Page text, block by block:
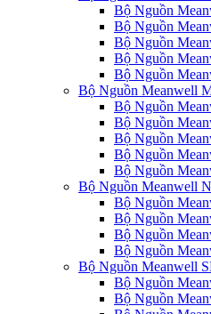
Bộ Nguồn
Bộ Nguồn
Bộ Nguồn
Bộ Nguồn
Bộ Nguồn
Bộ Nguồn Meanwell
Bộ Nguồn
Bộ Nguồn
Bộ Nguồn
Bộ Nguồn
Bộ Nguồn
Bộ Nguồn Meanwell
Bộ Nguồn
Bộ Nguồn
Bộ Nguồn
Bộ Nguồn
Bộ Nguồn Meanwell
Bộ Nguồn
Bộ Nguồn